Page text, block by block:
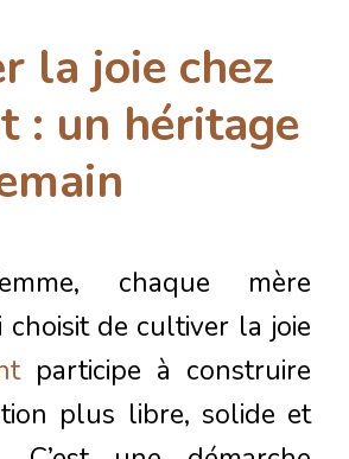
la joie chez
: un héritage
chaque mère
choisit de cultiver la joie
participe à construire
plus libre, solide et